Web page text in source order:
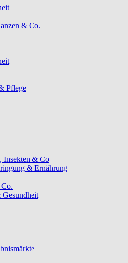
& Co.
Pflege
Insekten & Co
& Ernährung